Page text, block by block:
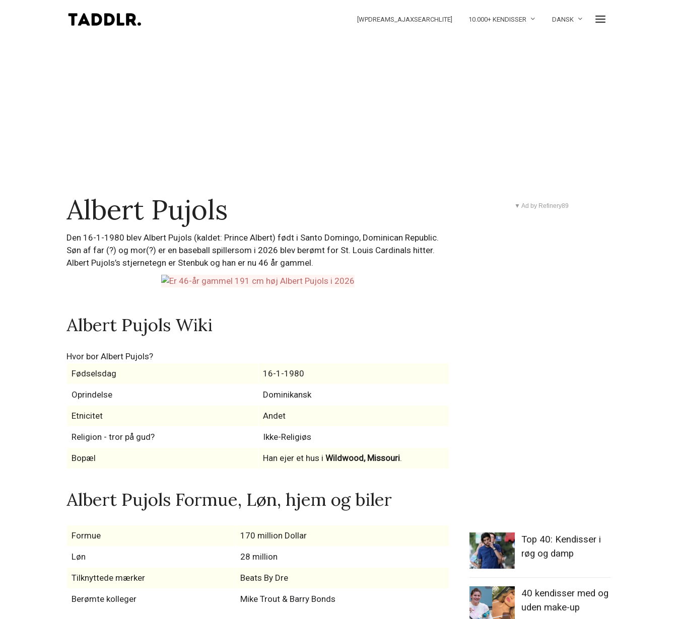
[WPDREAMS_AJAXSEARCHLITE] 10.000+ KENDISSER DANSK
Albert Pujols
Den 16-1-1980 blev Albert Pujols (kaldet: Prince Albert) født i Santo Domingo, Dominican Republic.
Søn af far (?) og mor(?) er en baseball spillersom i 2026 blev berømt for St. Louis Cardinals hitter.
Albert Pujols’s stjernetegn er Stenbuk og han er nu 46 år gammel.
Albert Pujols Wiki
Hvor bor Albert Pujols?
Fødselsdag
16-1-1980
Oprindelse Dominikansk
Etnicitet Andet
Religion - tror på gud? Ikke-Religiøs
Bopæl Han ejer et hus i Wildwood, Missouri.
Albert Pujols Formue, Løn, hjem og biler
Formue 170 million Dollar
Løn 28 million
Tilknyttede mærker Beats By Dre
Berømte kolleger Mike Trout & Barry Bonds
▼ Ad by Refinery89
Top 40: Kendisser i
røg og damp
40 kendisser med og
uden make-up